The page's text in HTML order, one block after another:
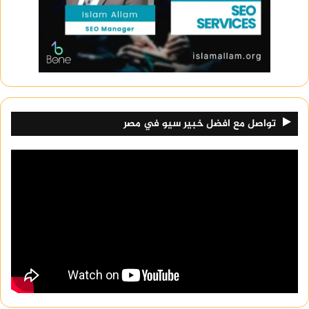
أكتوبر دليل على التزام الهيئة بتقديم خدماتها
بالقرب من مراكز النشاط الاقتصادي والصناعي.
خدمة عملاء هيئة الاستثمار
تولي هيئة الاستثمار اهتمام كبير بخدمة العملاء لضمان
تواصل مع افضل خبير سيو في مصر